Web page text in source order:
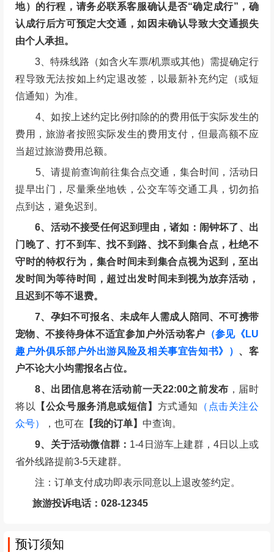
地）的行程，请务必联系客服确认是否“确定成行”，确
认成行后方可预定大交通，如因未确认导致大交通损失
由个人承担。
3、特殊线路（如含火车票/机票或其他）需提确定行
程导致无法按如上约定退改签，以最新补充约定（或短
信通知）为准。
4、如按上述约定比例扣除的的费用低于实际发生的
费用，旅游者按照实际发生的费用支付，但最高额不应
当超过旅游费用总额。
5、请提前查询前往集合点交通，集合时间，活动日
提早出门，尽量乘坐地铁，公交车等交通工具，切勿掐
点到达，避免迟到。
6、活动不接受任何迟到理由，诸如：闹钟坏了、出
门晚了、打不到车、找不到路、找不到集合点，杜绝不
守时的特权行为，集合时间未到集合点视为迟到，至出
发时间为等待时间，超过出发时间未到视为放弃活动，
且迟到不等不退费。
7、孕妇不可报名、未成年人需成人陪同、不可携带
宠物、不接待身体不适宜参加户外活动客户 （参见《LU
趣户外俱乐部户外出游风险及相关事宜告知书》） 、客
户不论大小均需报名占位。
8、出团信息将在活动前一天22:00之前发布 ，届时
将以
【公众号服务消息或短信】 方式通知
（点击关注公
众号）
，也可在 【我的订单】 中查询。
9、关于活动微信群： 1-4日游车上建群，4日以上或
省外线路提前3-5天建群。
注：订单支付成功即表示同意以上退改签约定。
旅游投诉电话：028-12345
预订须知